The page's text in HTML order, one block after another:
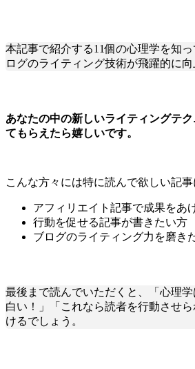
本記事で紹介する11個の心理学を知
ログのライティング技術が飛躍的に向
あなたの中の新しいライティングテ
てもらえたら嬉しいです。
こんな方々には特に読んで欲しい記事
アフィリエイト記事で成果をあ
行動を促せる記事が書きたい方
ブログのライティング力を磨き
最後まで読んでいただくと、「心理
白い！」「これなら読者を行動させ
けるでしょう。